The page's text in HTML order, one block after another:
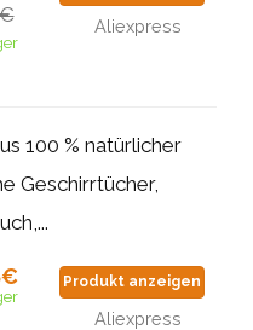
Aliexpress
100 % natürlicher
Geschirrtücher,
Produkt anzeigen
Aliexpress